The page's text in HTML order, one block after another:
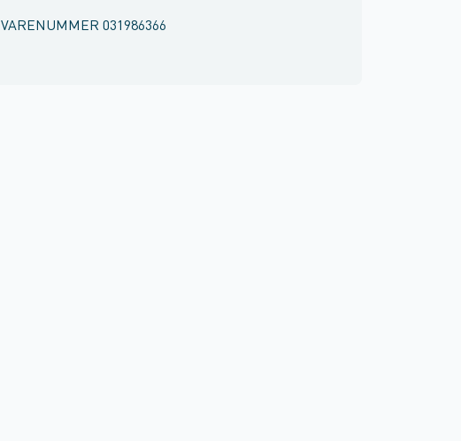
VARENUMMER 031986366